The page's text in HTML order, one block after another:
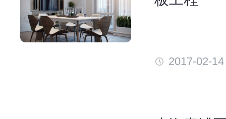
2017-02-14